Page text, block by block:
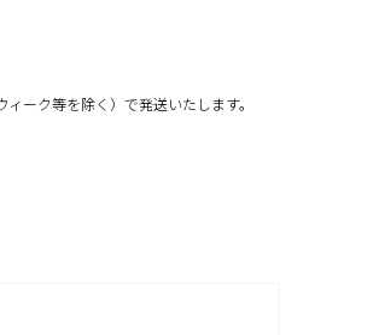
ーク等を除く）で発送いたします。